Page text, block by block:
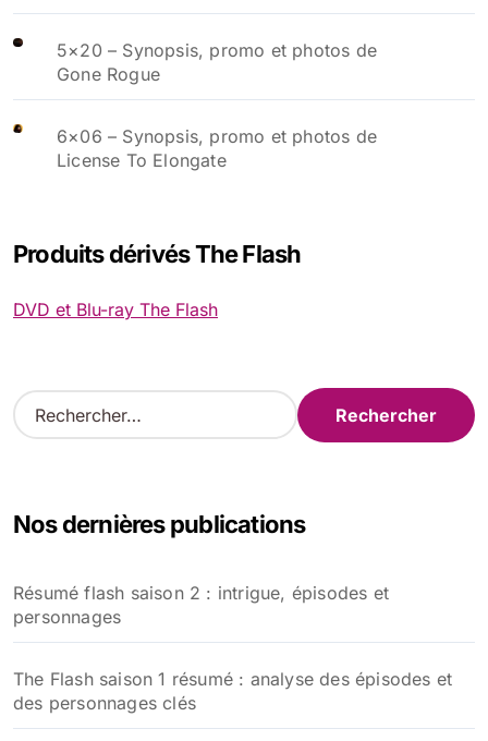
5×20 – Synopsis, promo et photos de
Gone Rogue
6×06 – Synopsis, promo et photos de
License To Elongate
Produits dérivés The Flash
DVD et Blu-ray The Flash
R
e
r
e
r
Nos dernières publications
Résumé flash saison 2 : intrigue, épisodes et
personnages
The Flash saison 1 résumé : analyse des épisodes et
des personnages clés